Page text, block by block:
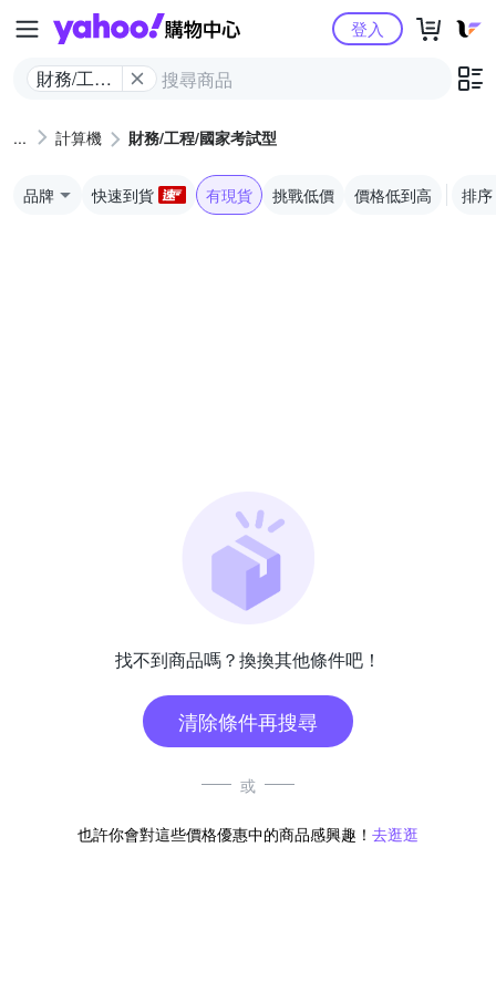
Yahoo購物中心
財務/工程/
型
登入
計算機 財務/工程/國家考試型
品牌 快速到貨 有現貨 挑戰低價 價格低到高 排序
找不到商品嗎？換換其他條件吧！
清除條件再搜尋
或
也許你會對這些價格優惠中的商品感興趣！ 去逛逛